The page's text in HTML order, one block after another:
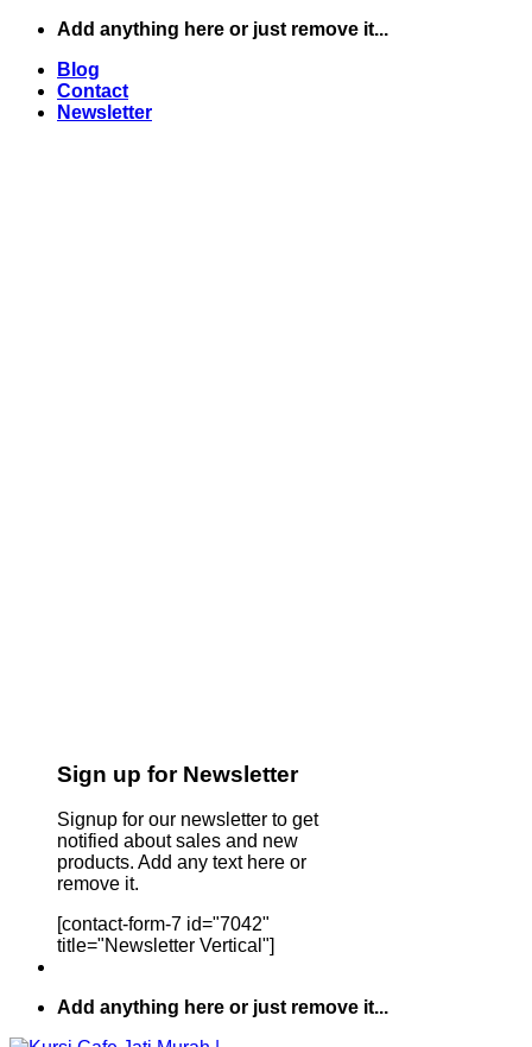
Skip
content
Add anything here or just remove it...
Blog
Contact
Newsletter
Sign up for Newsletter
Signup for our newsletter to get
notified about sales and new
products. Add any text here or
remove it.
[contact-form-7 id="7042"
title="Newsletter Vertical"]
Add anything here or just remove it...